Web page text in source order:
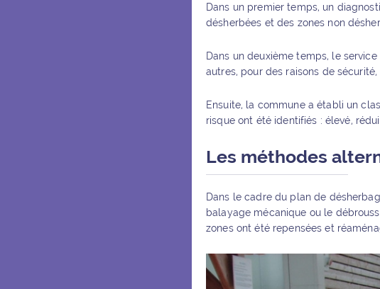
Dans un premier temps, un
désherbées et des zones non
Dans un deuxième temps, le
autres, pour des raisons de
Ensuite, la commune a établi un
risque ont été identifiés : élevé,
Les méthodes
Dans le cadre du plan de
balayage mécanique ou le
zones ont été repensées et